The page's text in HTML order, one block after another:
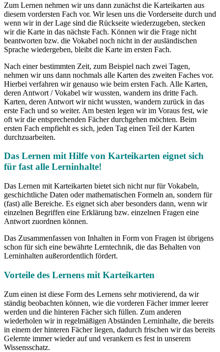
Zum Lernen nehmen wir uns dann zunächst die Karteikarten aus
diesem vordersten Fach vor. Wir lesen uns die Vorderseite durch und
wenn wir in der Lage sind die Rückseite wiederzugeben, stecken
wir die Karte in das nächste Fach. Können wir die Frage nicht
beantworten bzw. die Vokabel noch nicht in der ausländischen
Sprache wiedergeben, bleibt die Karte im ersten Fach.
Nach einer bestimmten Zeit, zum Beispiel nach zwei Tagen,
nehmen wir uns dann nochmals alle Karten des zweiten Faches vor.
Hierbei verfahren wir genauso wie beim ersten Fach. Alle Karten,
deren Antwort / Vokabel wir wussten, wandern ins dritte Fach.
Karten, deren Antwort wir nicht wussten, wandern zurück in das
erste Fach und so weiter. Am besten legen wir im Voraus fest, wie
oft wir die entsprechenden Fächer durchgehen möchten. Beim
ersten Fach empfiehlt es sich, jeden Tag einen Teil der Karten
durchzuarbeiten.
Das Lernen mit Hilfe von Karteikarten eignet sich
für fast alle Lerninhalte!
Das Lernen mit Karteikarten bietet sich nicht nur für Vokabeln,
geschichtliche Daten oder mathematischen Formeln an, sondern für
(fast) alle Bereiche. Es eignet sich aber besonders dann, wenn wir
einzelnen Begriffen eine Erklärung bzw. einzelnen Fragen eine
Antwort zuordnen können.
Das Zusammenfassen von Inhalten in Form von Fragen ist übrigens
schon für sich eine bewährte Lerntechnik, die das Behalten von
Lerninhalten außerordentlich fördert.
Vorteile des Lernens mit Karteikarten
Zum einen ist diese Form des Lernens sehr motivierend, da wir
ständig beobachten können, wie die vorderen Fächer immer leerer
werden und die hinteren Fächer sich füllen. Zum anderen
wiederholen wir in regelmäßigen Abständen Lerninhalte, die bereits
in einem der hinteren Fächer liegen, dadurch frischen wir das bereits
Gelernte immer wieder auf und verankern es fest in unserem
Wissensschatz.